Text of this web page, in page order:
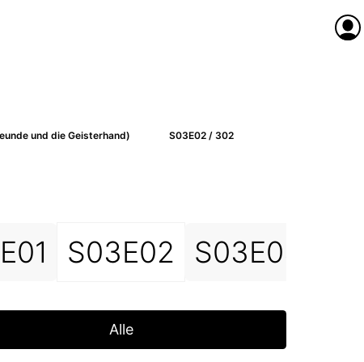
und die Geisterhand) S03E02 / 302
S03E02 S03E03
Alle